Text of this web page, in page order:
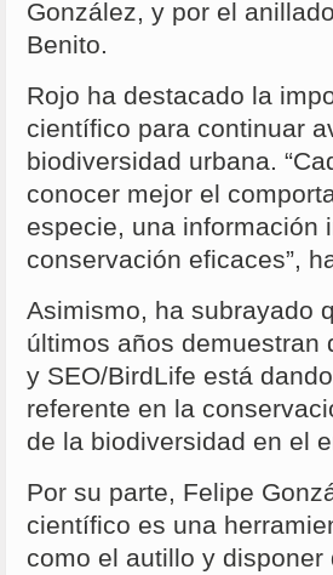
González, y por el
Benito.
Rojo ha destacado la
científico para continuar
biodiversidad urbana.
conocer mejor el
especie, una información
conservación eficaces”,
Asimismo, ha subrayado
últimos años demuestran
y SEO/BirdLife está
referente en la
de la biodiversidad en el
Por su parte, Felipe
científico es una
como el autillo y